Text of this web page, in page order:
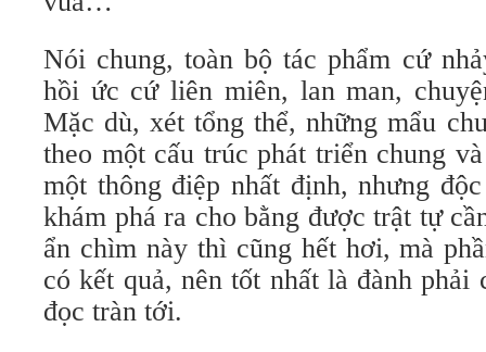
Nói chung, toàn bộ tác phẩm cứ
hồi ức cứ liên miên, lan man,
Mặc dù, xét tổng thể, những mẩu
theo một cấu trúc phát triển chung
một thông điệp nhất định, nhưng
khám phá ra cho bằng được trật tự
ẩn chìm này thì cũng hết hơi, mà
có kết quả, nên tốt nhất là đành phải
đọc tràn tới.